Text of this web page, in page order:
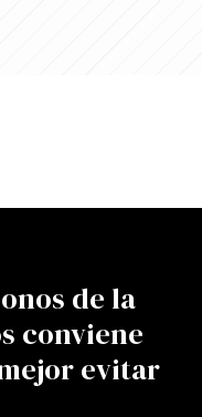
de la
conviene
evitar